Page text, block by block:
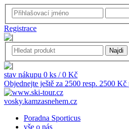
Registrace
stav nákupu 0 ks / 0 Kč
Objednejte ještě za 2500 resp. 2500
vosky.kamzasnehem.cz
Poradna Sporticus
vše o nás